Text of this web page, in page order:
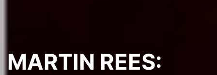
MARTIN REES: